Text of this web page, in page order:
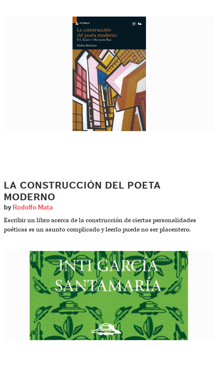
LA CONSTRUCCIÓN DEL POETA
MODERNO
by Rodolfo Mata
Escribir un libro acerca de la construcción de ciertas personalidades
poéticas es un asunto complicado y leerlo puede no ser placentero.